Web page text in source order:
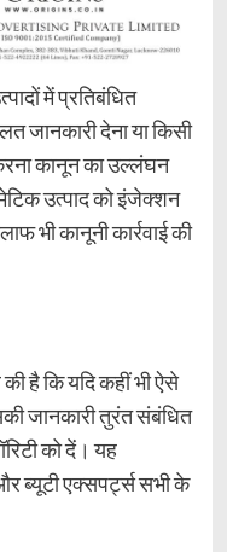
में प्रतिबंधित
जानकारी देना या किसी
कानून का उल्लंघन
उत्पाद को इंजेक्शन
भी कानूनी कार्रवाई की
है कि यदि कहीं भी ऐसे
जानकारी तुरंत संबंधित
को दें। यह
ब्यूटी एक्सपर्ट्स सभी के